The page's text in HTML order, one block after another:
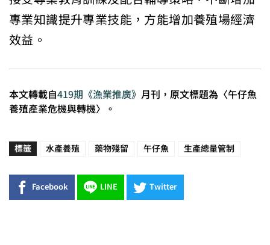
專業知識提升專業技能，方能增加養殖場經濟
效益。
本文轉載自419期《漁業推廣》月刊，原文標題為〈午仔魚
養殖產業危機與轉機〉。
標籤 水產養殖 藥物殘留 午仔魚 生產總量管制
Facebook LINE Twitter